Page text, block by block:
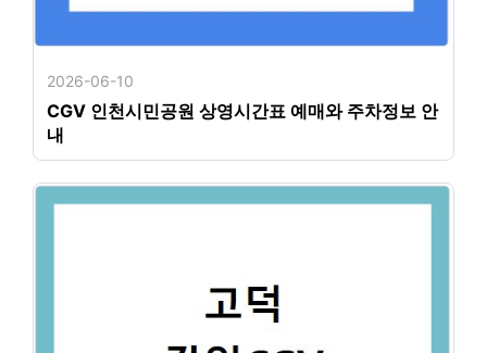
2026-06-10
CGV 인천시민공원 상영시간표 예매와 주차정보 안
내